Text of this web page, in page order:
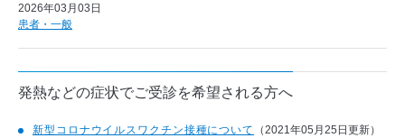
メディア掲載
ニュースリリース
2026年03月03日
患者・一般
発熱などの症状でご受診を希望される方へ
新型コロナウイルスワクチン接種について （2021年05月25日更新）